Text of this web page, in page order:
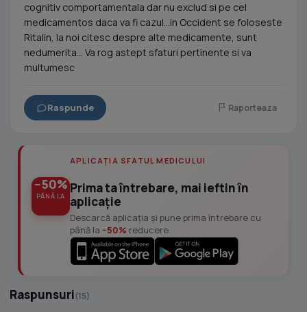
cognitiv comportamentala dar nu exclud si pe cel
medicamentos daca va fi cazul...in Occident se foloseste
Ritalin, la noi citesc despre alte medicamente, sunt
nedumerita... Va rog astept sfaturi pertinente si va
multumesc
Raspunde Raporteaza
−50%
PÂNĂ LA
APLICAȚIA SFATUL MEDICULUI
Prima ta întrebare, mai ieftin în
aplicație
Descarcă aplicația și pune prima întrebare cu
până la −50% reducere.
Raspunsuri(15)